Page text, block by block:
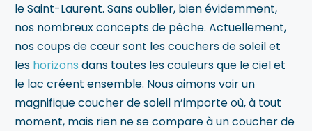
le Saint-Laurent. Sans oublier, bien évidemment,
nos nombreux concepts de pêche. Actuellement,
nos coups de cœur sont les couchers de soleil et
les horizons dans toutes les couleurs que le ciel et
le lac créent ensemble. Nous aimons voir un
magnifique coucher de soleil n’importe où, à tout
moment, mais rien ne se compare à un coucher de